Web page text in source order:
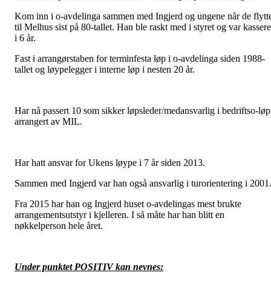
Kom inn i o-avdelinga sammen med Ingjerd og ungene når de
til Melhus sist på 80-tallet. Han ble raskt med i styret og var
i 6 år.
Fast i arrangørstaben for terminfesta løp i o-avdelinga siden 1988-
tallet og løypelegger i interne løp i nesten 20 år.
Har nå passert 10 som sikker løpsleder/medansvarlig i bedriftso-løp
arrangert av MIL.
Har hatt ansvar for Ukens løype i 7 år siden 2013.
Sammen med Ingjerd var han også ansvarlig i turorientering i 2001.
Fra 2015 har han og Ingjerd huset o-avdelingas mest brukte
arrangementsutstyr i kjelleren. I så måte har han blitt en
nøkkelperson hele året.
Under punktet POSITIV kan nevnes: